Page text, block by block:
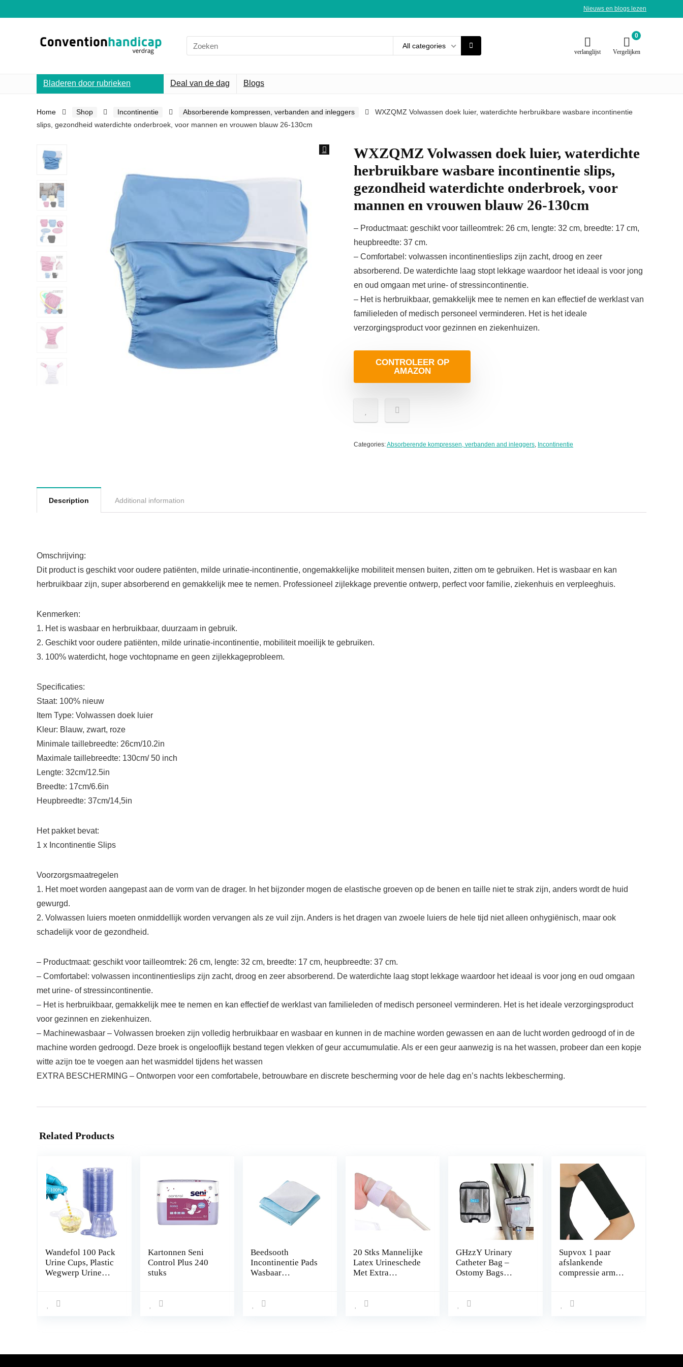
Nieuws en blogs lezen
Search
for:
All categories
verlanglijst
0
Vergelijken
Bladeren door rubrieken Deal van de dag Blogs
Home Shop Incontinentie Absorberende kompressen, verbanden and inleggers
WXZQMZ Volwassen doek luier, waterdichte herbruikbare wasbare incontinentie
slips, gezondheid waterdichte onderbroek, voor mannen en vrouwen blauw 26-130cm
WXZQMZ Volwassen doek luier, waterdichte
herbruikbare wasbare incontinentie slips,
gezondheid waterdichte onderbroek, voor
mannen en vrouwen blauw 26-130cm
– Productmaat: geschikt voor tailleomtrek: 26 cm, lengte: 32 cm, breedte: 17 cm,
heupbreedte: 37 cm.
– Comfortabel: volwassen incontinentieslips zijn zacht, droog en zeer
absorberend. De waterdichte laag stopt lekkage waardoor het ideaal is voor jong
en oud omgaan met urine- of stressincontinentie.
– Het is herbruikbaar, gemakkelijk mee te nemen en kan effectief de werklast van
familieleden of medisch personeel verminderen. Het is het ideale
verzorgingsproduct voor gezinnen en ziekenhuizen.
CONTROLEER OP
AMAZON
Categories:Absorberende kompressen, verbanden and inleggers, Incontinentie
Description Additional information
Omschrijving:
Dit product is geschikt voor oudere patiënten, milde urinatie-incontinentie, ongemakkelijke mobiliteit mensen buiten, zitten om te gebruiken. Het is wasbaar en kan
herbruikbaar zijn, super absorberend en gemakkelijk mee te nemen. Professioneel zijlekkage preventie ontwerp, perfect voor familie, ziekenhuis en verpleeghuis.
Kenmerken:
1. Het is wasbaar en herbruikbaar, duurzaam in gebruik.
2. Geschikt voor oudere patiënten, milde urinatie-incontinentie, mobiliteit moeilijk te gebruiken.
3. 100% waterdicht, hoge vochtopname en geen zijlekkageprobleem.
Specificaties:
Staat: 100% nieuw
Item Type: Volwassen doek luier
Kleur: Blauw, zwart, roze
Minimale taillebreedte: 26cm/10.2in
Maximale taillebreedte: 130cm/ 50 inch
Lengte: 32cm/12.5in
Breedte: 17cm/6.6in
Heupbreedte: 37cm/14,5in
Het pakket bevat:
1 x Incontinentie Slips
Voorzorgsmaatregelen
1. Het moet worden aangepast aan de vorm van de drager. In het bijzonder mogen de elastische groeven op de benen en taille niet te strak zijn, anders wordt de huid
gewurgd.
2. Volwassen luiers moeten onmiddellijk worden vervangen als ze vuil zijn. Anders is het dragen van zwoele luiers de hele tijd niet alleen onhygiënisch, maar ook
schadelijk voor de gezondheid.
– Productmaat: geschikt voor tailleomtrek: 26 cm, lengte: 32 cm, breedte: 17 cm, heupbreedte: 37 cm.
– Comfortabel: volwassen incontinentieslips zijn zacht, droog en zeer absorberend. De waterdichte laag stopt lekkage waardoor het ideaal is voor jong en oud omgaan
met urine- of stressincontinentie.
– Het is herbruikbaar, gemakkelijk mee te nemen en kan effectief de werklast van familieleden of medisch personeel verminderen. Het is het ideale verzorgingsproduct
voor gezinnen en ziekenhuizen.
– Machinewasbaar – Volwassen broeken zijn volledig herbruikbaar en wasbaar en kunnen in de machine worden gewassen en aan de lucht worden gedroogd of in de
machine worden gedroogd. Deze broek is ongelooflijk bestand tegen vlekken of geur accumumulatie. Als er een geur aanwezig is na het wassen, probeer dan een kopje
witte azijn toe te voegen aan het wasmiddel tijdens het wassen
EXTRA BESCHERMING – Ontworpen voor een comfortabele, betrouwbare en discrete bescherming voor de hele dag en’s nachts lekbescherming.
Related Products
Wandefol 100 Pack
Urine Cups, Plastic
Wegwerp Urine
Ovulatie Testen
Kartonnen Seni
Control Plus 240
stuks
Beedsooth
Incontinentie Pads
Wasbaar
Matrasbeschermer
20 Stks Mannelijke
Latex Urineschede
Met Extra
Katheter Condoom
GHzzY Urinary
Catheter Bag –
Ostomy Bags
Apparaten – Urine
Supvox 1 paar
afslankende
compressie arm
arm shaper vet